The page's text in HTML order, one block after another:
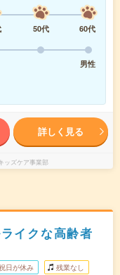
50代
60代
男性
詳しく見る
ッズケア事業部
イクな高齢者
日が休み 残業なし